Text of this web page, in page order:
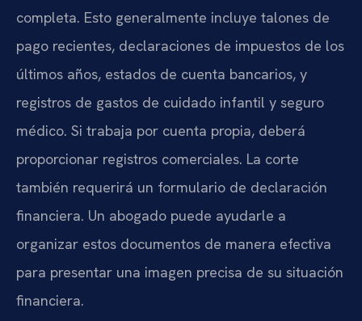
completa. Esto generalmente incluye talones de
pago recientes, declaraciones de impuestos de los
últimos años, estados de cuenta bancarios, y
registros de gastos de cuidado infantil y seguro
médico. Si trabaja por cuenta propia, deberá
proporcionar registros comerciales. La corte
también requerirá un formulario de declaración
financiera. Un abogado puede ayudarle a
organizar estos documentos de manera efectiva
para presentar una imagen precisa de su situación
financiera.